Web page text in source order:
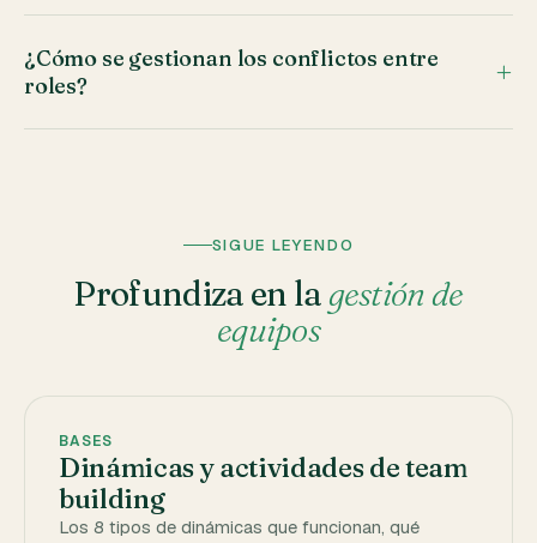
¿Cómo se gestionan los conflictos entre
roles?
SIGUE LEYENDO
Profundiza en la gestión de
equipos
BASES
Dinámicas y actividades de team
building
Los 8 tipos de dinámicas que funcionan, qué